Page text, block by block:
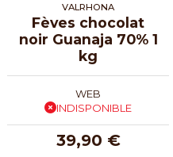
VALRHONA
Fèves chocolat
noir Guanaja 70% 1
kg
WEB
INDISPONIBLE
39,90 €